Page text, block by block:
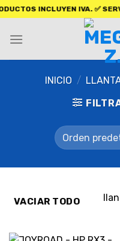
INCLUYEN IVA. ✅
INICIO /
VACIAR TODO